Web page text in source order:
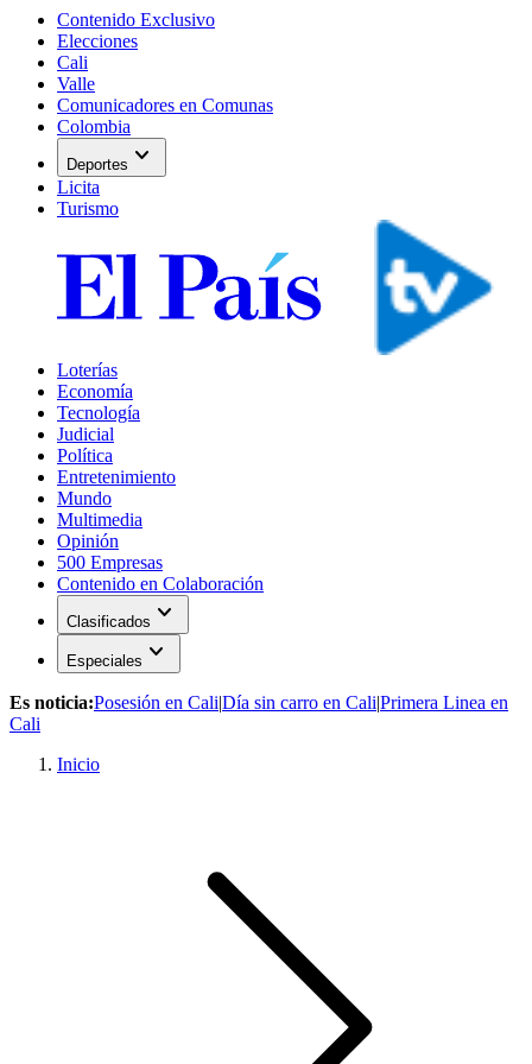
Contenido Exclusivo
Elecciones
Cali
Valle
Comunicadores en Comunas
Colombia
Deportes expand_more
Licita
Turismo
Loterías
Economía
Tecnología
Judicial
Política
Entretenimiento
Mundo
Multimedia
Opinión
500 Empresas
Contenido en Colaboración
Clasificados expand_more
Especiales expand_more
Es noticia:Posesión en Cali|Día sin carro en Cali|Primera Linea en
Cali
Inicio